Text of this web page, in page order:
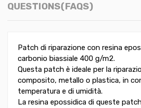
QUESTIONS(FAQS)
Patch di riparazione con resina
carbonio biassiale 400 g/m2.
Questa patch è ideale per la
composito, metallo o plastica, in
temperatura e di umidità.
La resina epossidica di queste